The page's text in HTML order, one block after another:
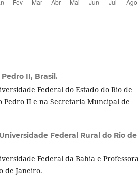
II, Brasil.
Federal do Estado do Rio de
Pedro II e na Secretaria Muncipal de
Universidade Federal Rural do Rio de
Federal da Bahia e Professora
de Janeiro.